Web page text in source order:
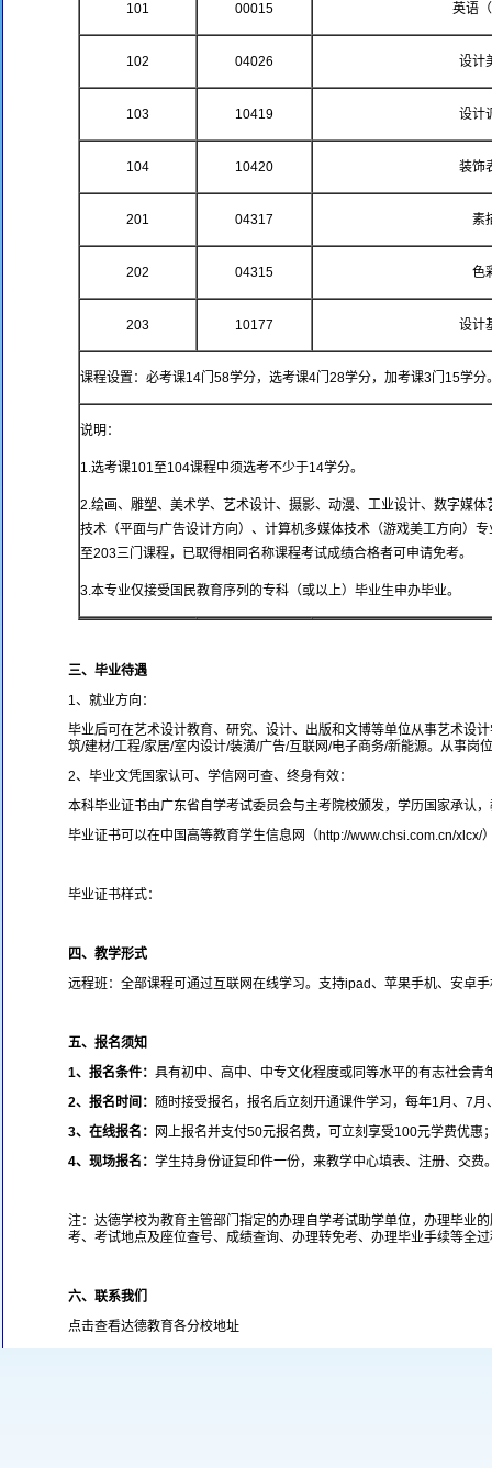
101 00015 英语
102 04026 设计
103 10419 设计
104 10420 装饰
201 04317 素
202 04315 色
203 10177 设计
课程设置：必考课14门58学分，选考课4门28学分，加考课3门15学分
说明：
1.选考课101至104课程中须选考不少于14学分。
2.绘画、雕塑、美术学、艺术设计、摄影、动漫、工业设计、数字媒
技术（平面与广告设计方向）、计算机多媒体技术（游戏美工方向）
至203三门课程，已取得相同名称课程考试成绩合格者可申请免考。
3.本专业仅接受国民教育序列的专科（或以上）毕业生申办毕业。
三、毕业待遇
1、就业方向：
毕业后可在艺术设计教育、研究、设计、出版和文博等单位从事艺术设
筑/建材/工程/家居/室内设计/装潢/广告/互联网/电子商务/新能源。从事岗
2、毕业文凭国家认可、学信网可查、终身有效：
本科毕业证书由广东省自学考试委员会与主考院校颁发，学历国家承认
毕业证书可以在中国高等教育学生信息网（http://www.chsi.com.cn/xlcx/
毕业证书样式：
四、教学形式
远程班：全部课程可通过互联网在线学习。支持ipad、苹果手机、安卓
五、报名须知
1、报名条件： 具有初中、高中、中专文化程度或同等水平的有志社会
2、报名时间：
随时接受报名，报名后立刻开通课件学习，每年1月、7
3、在线报名：
网上报名并支付50元报名费，可立刻享受100元学费优惠
4、现场报名： 学生持身份证复印件一份，来教学中心填表、注册、交费
注：达德学校为教育主管部门指定的办理自学考试助学单位，办理毕业
考、考试地点及座位查号、成绩查询、办理转免考、办理毕业手续等全
六、联系我们
点击查看达德教育各分校地址